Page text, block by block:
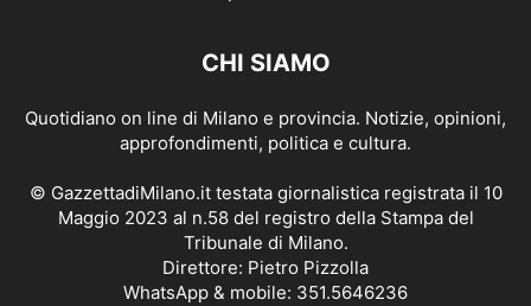
CHI SIAMO
Quotidiano on line di Milano e provincia. Notizie, opinioni,
approfondimenti, politica e cultura.
© GazzettadiMilano.it testata giornalistica registrata il 10
Maggio 2023 al n.58 del registro della Stampa del
Tribunale di Milano.
Direttore: Pietro Pizzolla
WhatsApp & mobile: 351.5646236